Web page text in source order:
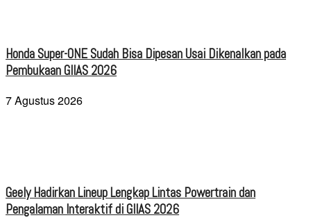
Honda Super-ONE Sudah Bisa Dipesan Usai Dikenalkan pada
Pembukaan GIIAS 2026
7 Agustus 2026
Geely Hadirkan Lineup Lengkap Lintas Powertrain dan
Pengalaman Interaktif di GIIAS 2026